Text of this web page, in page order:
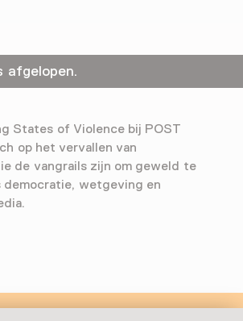
afgelopen.
States of Violence bij POST
op het vervallen van
de vangrails zijn om geweld te
democratie, wetgeving en